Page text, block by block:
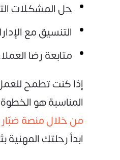
حل المشكلات
التنسيق مع
متابعة رضا
إذا كنت تطمح
المناسبة هو
من خلال منصة
ابدأ رحلتك